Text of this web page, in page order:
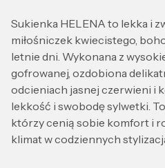
Sukienka HELENA to lekka i
miłośniczek kwiecistego,
letnie dni. Wykonana z
gofrowanej, ozdobiona
odcieniach jasnej czerwieni i
lekkość i swobodę sylwetki.
którzy cenią sobie komfort i
klimat w codziennych